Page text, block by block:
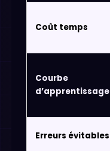
Coût temps
Courbe
d’apprentissage
Erreurs évitables